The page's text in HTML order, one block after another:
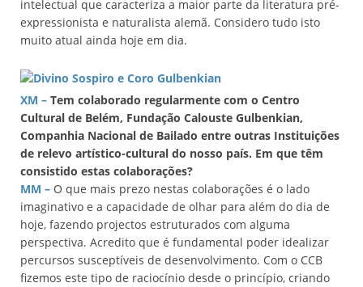
intelectual que caracteriza a maior parte da literatura pré-
expressionista e naturalista alemã. Considero tudo isto
muito atual ainda hoje em dia.
XM – Tem colaborado regularmente com o Centro
Cultural de Belém, Fundação Calouste Gulbenkian,
Companhia Nacional de Bailado entre outras Instituições
de relevo artístico-cultural do nosso país. Em que têm
consistido estas colaborações?
MM – O que mais prezo nestas colaborações é o lado
imaginativo e a capacidade de olhar para além do dia de
hoje, fazendo projectos estruturados com alguma
perspectiva. Acredito que é fundamental poder idealizar
percursos susceptíveis de desenvolvimento. Com o CCB
fizemos este tipo de raciocínio desde o princípio, criando